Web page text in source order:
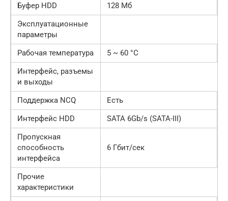
Буфер HDD
128 Мб
Эксплуатационные
параметры
Рабочая температура
5 ~ 60 °C
Интерфейс, разъемы
и выходы
Поддержка NCQ
Есть
Интерфейс HDD
SATA 6Gb/s (SATA-III)
Пропускная
способность
интерфейса
6 Гбит/сек
Прочие
характеристики